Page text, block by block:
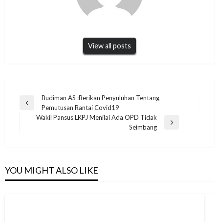
View all posts
Navigasi
Previous
Budiman AS :Berikan Penyuluhan Tentang
Pemutusan Rantai Covid19
Wakil Pansus LKPJ Menilai Ada OPD Tidak
Seimbang
YOU MIGHT ALSO LIKE